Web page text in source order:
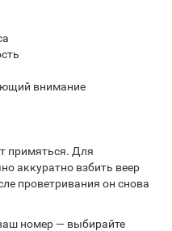
внимание
примяться. Для
аккуратно взбить веер
проветривания он снова
номер — выбирайте